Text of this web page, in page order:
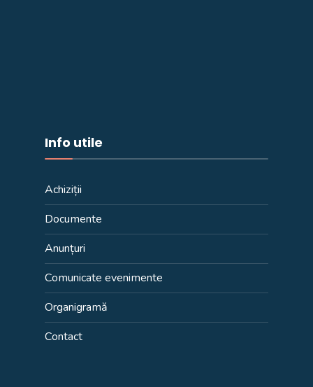
Info utile
Achiziții
Documente
Anunțuri
Comunicate evenimente
Organigramă
Contact